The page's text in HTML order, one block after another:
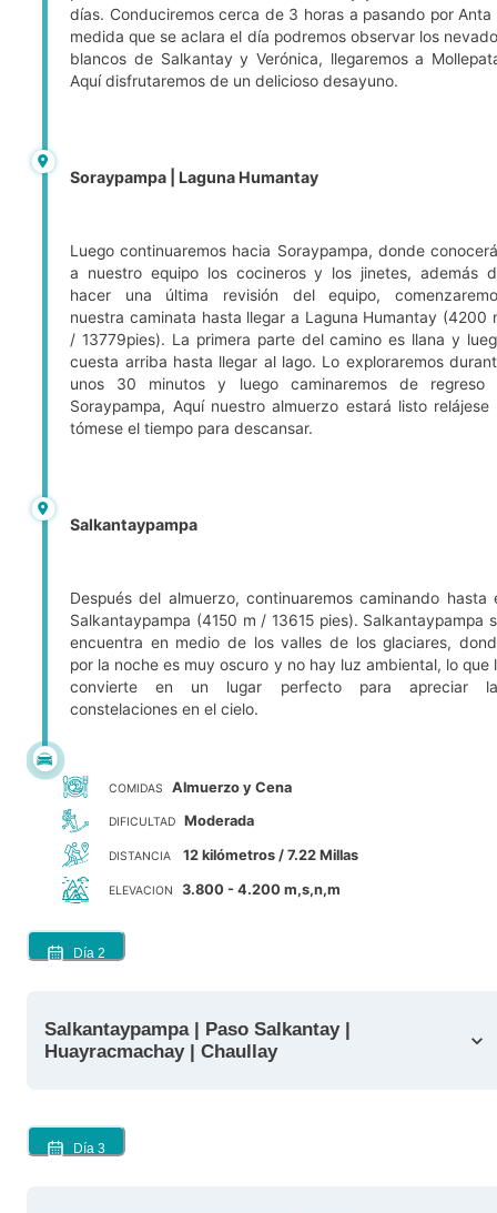
días. Conduciremos cerca de 3 horas a pasando por Anta
medida que se aclara el día podremos observar los
blancos de Salkantay y Verónica, llegaremos a
Aquí disfrutaremos de un delicioso desayuno.
Soraypampa | Laguna Humantay
Luego continuaremos hacia Soraypampa, donde
a nuestro equipo los cocineros y los jinetes, además
hacer una última revisión del equipo,
nuestra caminata hasta llegar a Laguna Humantay (4200
/ 13779pies). La primera parte del camino es llana y
cuesta arriba hasta llegar al lago. Lo exploraremos
unos 30 minutos y luego caminaremos de regreso
Soraypampa, Aquí nuestro almuerzo estará listo relájese
tómese el tiempo para descansar.
Salkantaypampa
Después del almuerzo, continuaremos caminando hasta
Salkantaypampa (4150 m / 13615 pies). Salkantaypampa
encuentra en medio de los valles de los glaciares,
por la noche es muy oscuro y no hay luz ambiental, lo que
convierte en un lugar perfecto para apreciar
constelaciones en el cielo.
COMIDAS Almuerzo y Cena
DIFICULTAD Moderada
DISTANCIA 12 kilómetros / 7.22 Millas
ELEVACION 3.800 - 4.200 m,s,n,m
Día 2
Salkantaypampa | Paso Salkantay |
Huayracmachay | Chaullay
Día 3